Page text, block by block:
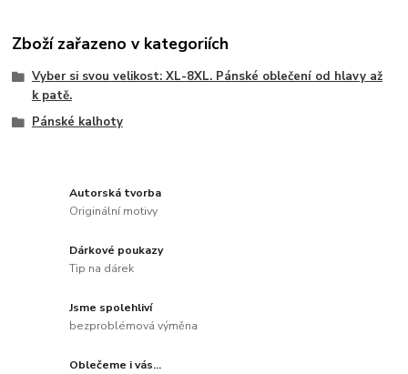
Autorská tvorba
Originální motivy
Dárkové poukazy
Tip na dárek
Jsme spolehliví
bezproblémová výměna
Oblečeme i vás...
Zboží zařazeno v kategoriích
Vyber si svou velikost: XL-8XL. Pánské oblečení od hlavy až
k patě.
Pánské kalhoty